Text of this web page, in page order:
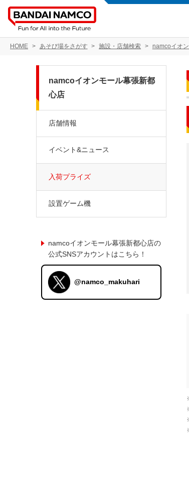
HOME あそび場をさがす 施設・店舗検索 namcoイオ
namcoイオンモール幕張新都
心店
店舗情報
イベント&ニュース
入荷プライズ
設置ゲーム機
namcoイオンモール幕張新都心店の
公式SNSアカウントはこちら！
@namco_makuhari